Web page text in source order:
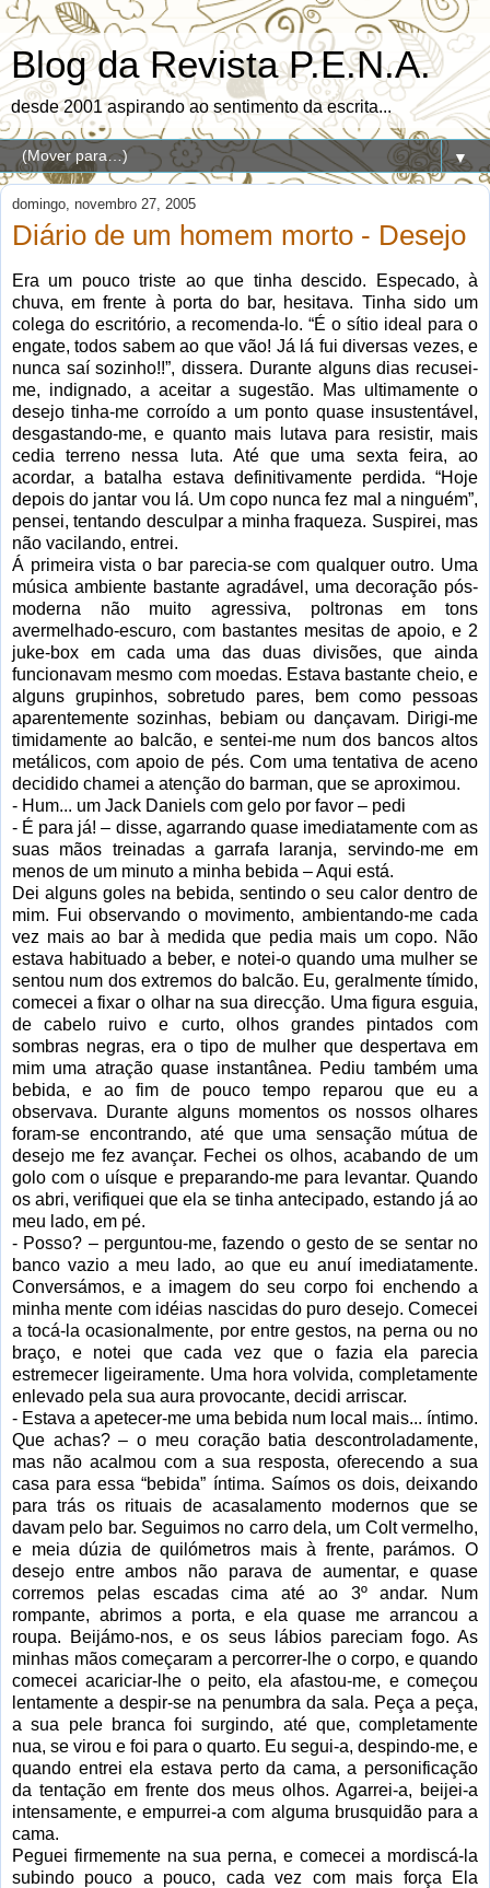
Blog da Revista P.E.N.A.
desde 2001 aspirando ao sentimento da escrita...
▼
domingo, novembro 27, 2005
Diário de um homem morto - Desejo
Era um pouco triste ao que tinha descido. Especado, à
chuva, em frente à porta do bar, hesitava. Tinha sido um
colega do escritório, a recomenda-lo. “É o sítio ideal para o
engate, todos sabem ao que vão! Já lá fui diversas vezes, e
nunca saí sozinho!!”, dissera. Durante alguns dias recusei-
me, indignado, a aceitar a sugestão. Mas ultimamente o
desejo tinha-me corroído a um ponto quase insustentável,
desgastando-me, e quanto mais lutava para resistir, mais
cedia terreno nessa luta. Até que uma sexta feira, ao
acordar, a batalha estava definitivamente perdida. “Hoje
depois do jantar vou lá. Um copo nunca fez mal a ninguém”,
pensei, tentando desculpar a minha fraqueza. Suspirei, mas
não vacilando, entrei.
Á primeira vista o bar parecia-se com qualquer outro. Uma
música ambiente bastante agradável, uma decoração pós-
moderna não muito agressiva, poltronas em tons
avermelhado-escuro, com bastantes mesitas de apoio, e 2
juke-box
em cada uma das duas divisões, que ainda
funcionavam mesmo com moedas. Estava bastante cheio, e
alguns grupinhos, sobretudo pares, bem como pessoas
aparentemente sozinhas, bebiam ou dançavam. Dirigi-me
timidamente ao balcão, e sentei-me num dos bancos altos
metálicos, com apoio de pés. Com uma tentativa de aceno
decidido chamei a atenção do barman, que se aproximou.
- Hum... um Jack Daniels com gelo por favor – pedi
- É para já! – disse, agarrando quase imediatamente com as
suas mãos treinadas a garrafa laranja, servindo-me em
menos de um minuto a minha bebida – Aqui está.
Dei alguns goles na bebida, sentindo o seu calor dentro de
mim. Fui observando o movimento, ambientando-me cada
vez mais ao bar à medida que pedia mais um copo. Não
estava habituado a beber, e notei-o quando uma mulher se
sentou num dos extremos do balcão. Eu, geralmente tímido,
comecei a fixar o olhar na sua direcção. Uma figura esguia,
de cabelo ruivo e curto, olhos grandes pintados com
sombras negras, era o tipo de mulher que despertava em
mim uma atração quase instantânea. Pediu também uma
bebida, e ao fim de pouco tempo reparou que eu a
observava. Durante alguns momentos os nossos olhares
foram-se encontrando, até que uma sensação mútua de
desejo me fez avançar. Fechei os olhos, acabando de um
golo com o uísque e preparando-me para levantar. Quando
os abri, verifiquei que ela se tinha antecipado, estando já ao
meu lado, em pé.
- Posso? – perguntou-me, fazendo o gesto de se sentar no
banco vazio a meu lado, ao que eu anuí imediatamente.
Conversámos, e a imagem do seu corpo foi enchendo a
minha mente com idéias nascidas do puro desejo. Comecei
a tocá-la ocasionalmente, por entre gestos, na perna ou no
braço, e notei que cada vez que o fazia ela parecia
estremecer ligeiramente. Uma hora volvida, completamente
enlevado pela sua aura provocante, decidi arriscar.
- Estava a apetecer-me uma bebida num local mais... íntimo.
Que achas? – o meu coração batia descontroladamente,
mas não acalmou com a sua resposta, oferecendo a sua
casa para essa “bebida” íntima. Saímos os dois, deixando
para trás os rituais de acasalamento modernos que se
davam pelo bar. Seguimos no carro dela, um Colt vermelho,
e meia dúzia de quilómetros mais à frente, parámos. O
desejo entre ambos não parava de aumentar, e quase
corremos pelas escadas cima até ao 3º andar. Num
rompante, abrimos a porta, e ela quase me arrancou a
roupa. Beijámo-nos, e os seus lábios pareciam fogo. As
minhas mãos começaram a percorrer-lhe o corpo, e quando
comecei acariciar-lhe o peito, ela afastou-me, e começou
lentamente a despir-se na penumbra da sala. Peça a peça,
a sua pele branca foi surgindo, até que, completamente
nua, se virou e foi para o quarto. Eu segui-a, despindo-me, e
quando entrei ela estava perto da cama, a personificação
da tentação em frente dos meus olhos. Agarrei-a, beijei-a
intensamente, e empurrei-a com alguma brusquidão para a
cama.
Peguei firmemente na sua perna, e comecei a mordiscá-la
subindo pouco a pouco, cada vez com mais força Ela